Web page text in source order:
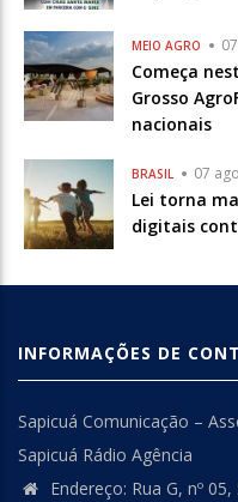
MEIO AGRO
Começa
Grosso
nacionais
BRASIL 07
Lei torna
digitais
INFORMAÇÕES DE
Sapicuá Comunicação –
Sapicuá Rádio Agência
Endereço: Rua G, nº